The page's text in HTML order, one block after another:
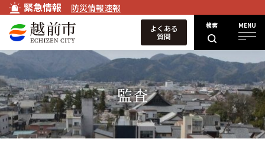
緊急情報 防災情報速報
検索 MENU
よくある
質問
監査